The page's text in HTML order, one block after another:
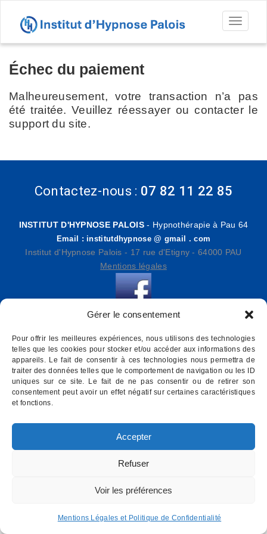
Gérer le consentement
Pour offrir les meilleures expériences, nous utilisons des technologies
telles que les cookies pour stocker et/ou accéder aux informations des
appareils. Le fait de consentir à ces technologies nous permettra de
traiter des données telles que le comportement de navigation ou les ID
uniques sur ce site. Le fait de ne pas consentir ou de retirer son
consentement peut avoir un effet négatif sur certaines caractéristiques
et fonctions.
Accepter
Refuser
Voir les préférences
Mentions Légales et Politique de Confidentialité
Échec du paiement
Malheureusement, votre transaction n’a pas
été traitée. Veuillez réessayer ou contacter le
support du site.
Contactez-nous : 07 82 11 22 85
INSTITUT D'HYPNOSE PALOIS - Hypnothérapie à Pau 64
Email : institutdhypnose @ gmail . com
Institut d'Hypnose Palois - 17 rue d'Etigny - 64000 PAU
Mentions légales